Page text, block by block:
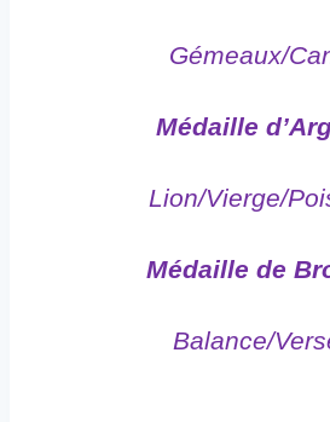
Gémeaux/
Médaille
Lion/Vierge/
Médaille de
Balance/